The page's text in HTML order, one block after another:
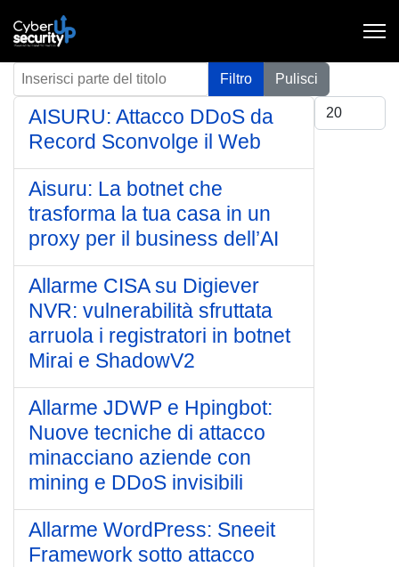
Inserisci parte del titolo Filtro
Pulisci
Visualizza #
AISURU: Attacco DDoS da
Record Sconvolge il Web
Aisuru: La botnet che
trasforma la tua casa in un
proxy per il business dell’AI
Allarme CISA su Digiever
NVR: vulnerabilità sfruttata
arruola i registratori in botnet
Mirai e ShadowV2
Allarme JDWP e Hpingbot:
Nuove tecniche di attacco
minacciano aziende con
mining e DDoS invisibili
Allarme WordPress: Sneeit
Framework sotto attacco